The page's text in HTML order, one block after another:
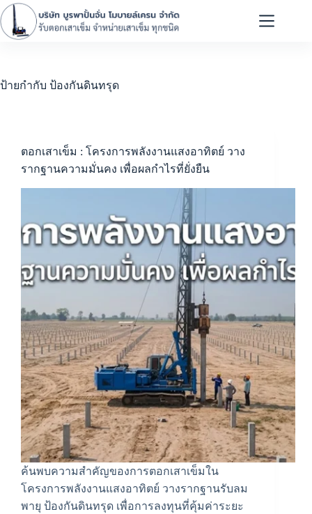
ป้ายกำกับ ป้องกันดินทรุด
ตอกเสาเข็ม : โครงการพลังงานแสงอาทิตย์ วาง
รากฐานความมั่นคง เพื่อผลกำไรที่ยั่งยืน
ค้นพบความสำคัญของการตอกเสาเข็มใน
โครงการพลังงานแสงอาทิตย์ วางรากฐานรับลม
พายุ ป้องกันดินทรุด เพื่อการลงทุนที่คุ้มค่าระยะ